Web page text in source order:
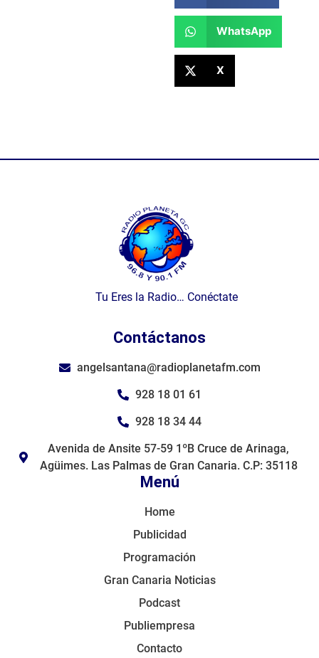
WhatsApp
X
Tu Eres la Radio… Conéctate
Menú
Home
Publicidad
Programación
Gran Canaria Noticias
Podcast
Publiempresa
Contacto
Contáctanos
angelsantana@radioplanetafm.com
928 18 01 61
928 18 34 44
Avenida de Ansite 57-59 1ºB Cruce de Arinaga,
Agüimes. Las Palmas de Gran Canaria. C.P: 35118